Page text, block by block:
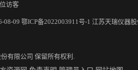
OES8000火花直读光谱仪 天瑞分析仪器
位访客
08-09 鄂ICP备2022003911号-1 江苏天瑞仪器
有限公司 保留所有权利.